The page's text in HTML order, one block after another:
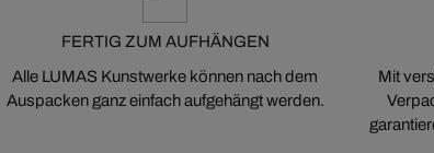
FERTIG ZUM AUFHÄNGEN
Alle LUMAS Kunstwerke können nach dem
Auspacken ganz einfach aufgehängt werden.
Mit